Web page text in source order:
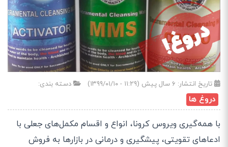
تاریخ انتشار: ۶ سال پیش (۱۱:۲۹ - ۱۳۹۹/۰۱/۱۰) دسته بندی:
دروغ ها
با همه‌گیری ویروس کرونا، انواع و اقسام مکمل‌های جعلی با
ادعاهای تقویتی، پیشگیری و درمانی در بازارها به فروش